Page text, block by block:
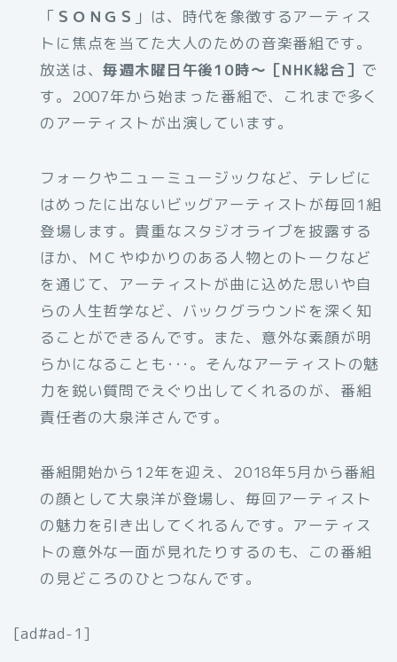
「 ＳＯＮＧＳ 」は、時代を象徴するアーティス
トに焦点を当てた大人のための音楽番組です。
放送は、毎週木曜日午後10時～［NHK総合］ で
す。2007年から始まった番組で、これまで多く
のアーティストが出演しています。
フォークやニューミュージックなど、テレビに
はめったに出ないビッグアーティストが毎回1組
登場します。貴重なスタジオライブを披露する
ほか、ＭＣやゆかりのある人物とのトークなど
を通じて、アーティストが曲に込めた思いや自
らの人生哲学など、バックグラウンドを深く知
ることができるんです。また、意外な素顔が明
らかになることも･･･。そんなアーティストの魅
力を鋭い質問でえぐり出してくれるのが、番組
責任者の大泉洋さんです。
番組開始から12年を迎え、2018年5月から番組
の顔として大泉洋が登場し、毎回アーティスト
の魅力を引き出してくれるんです。アーティス
トの意外な一面が見れたりするのも、この番組
の見どころのひとつなんです。
[ad#ad-1]